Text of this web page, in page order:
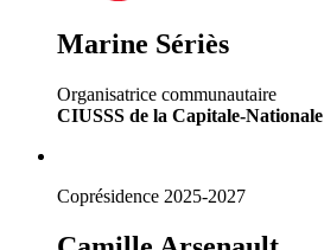
Marine Sériès
Organisatrice communautaire
CIUSSS de la Capitale-Nationale
Coprésidence 2025-2027